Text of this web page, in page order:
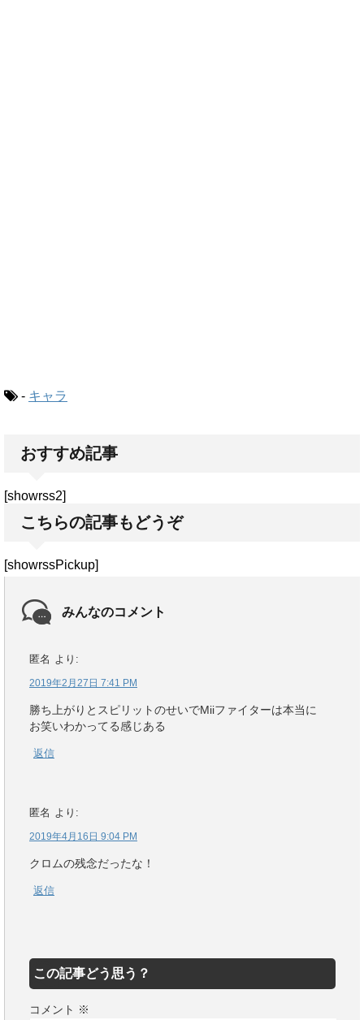
- キャラ
おすすめ記事
[showrss2]
こちらの記事もどうぞ
[showrssPickup]
みんなのコメント
匿名 より:
2019年2月27日 7:41 PM
勝ち上がりとスピリットのせいでMiiファイターは本当に
お笑いわかってる感じある
返信
匿名 より:
2019年4月16日 9:04 PM
クロムの残念だったな！
返信
この記事どう思う？
コメント ※